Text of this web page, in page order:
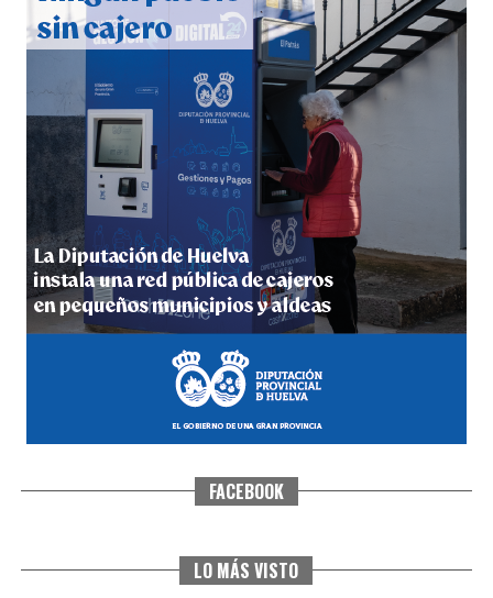
hace 5 días·Huelvatv
4º DÍA DE LAS FIESTAS COLOMBINAS 2026
hace 5 días·Huelvatv
SEXTA CORRIDA DE LAS FIESTAS COLOMBINAS
FACEBOOK
LO MÁS VISTO